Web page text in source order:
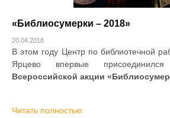
«Библиосумерки – 2018»
20.04.2018
В этом году Центр по библиотечной
Ярцево впервые
Всероссийской акции
Читать полностью